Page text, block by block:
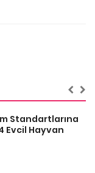
Standartlarına
Evcil Hayvan